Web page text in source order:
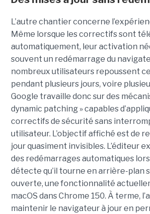
L’autre chantier concerne
Même lorsque les correctifs sont
automatiquement, leur activation
souvent un redémarrage du
nombreux utilisateurs repoussent
pendant plusieurs jours, voire
Google travaille donc sur des
dynamic patching » capables
correctifs de sécurité sans
utilisateur. L’objectif affiché est de
jour quasiment invisibles. L’éditeur
des redémarrages automatiques
détecte qu’il tourne en arrière-plan
ouverte, une fonctionnalité
macOS dans Chrome 150. À terme,
maintenir le navigateur à jour en